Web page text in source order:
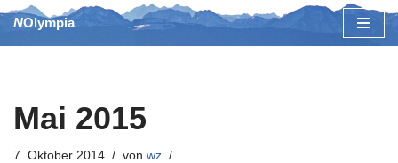
Zum
NOlympia
Mai 2015
7. Oktober 2014 von wz